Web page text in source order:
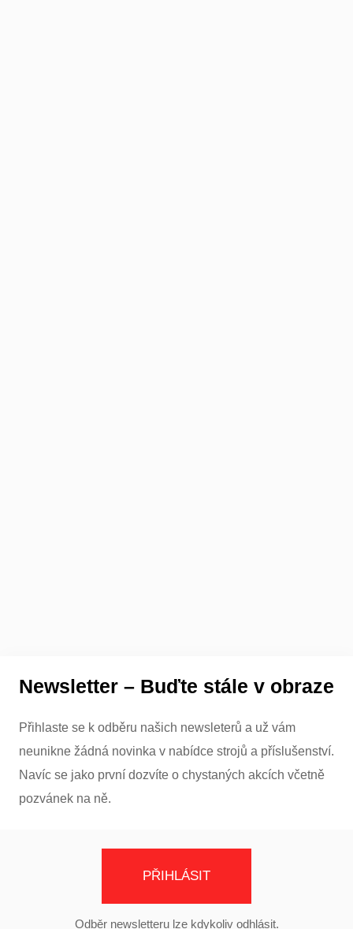
Newsletter – Buďte stále v obraze
Přihlaste se k odběru našich newsleterů a už vám
neunikne žádná novinka v nabídce strojů a příslušenství.
Navíc se jako první dozvíte o chystaných akcích včetně
pozvánek na ně.
PŘIHLÁSIT
Odběr newsletteru lze kdykoliv odhlásit.